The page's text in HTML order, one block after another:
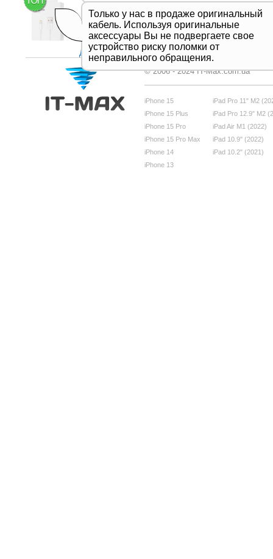
Только у нас в продаже оригинальный
кабель. Используя оригинальные
аксессуары Вы не подвергаете свое
устройство риску поломки от
неправильного обращения.
Дивитись все
© 2006 - 2024 IT-Max.com.ua
iPhone 15
iPhone 15 Plus
iPhone 15 Pro
iPhone 15 Pro Max
iPhone 14
iPhone 13
iPad Pro 11" M2
iPad Pro 12.9" M2
iPad Air M1 (2022)
iPad 10.9" (2022)
iPad 10.2" (2021)